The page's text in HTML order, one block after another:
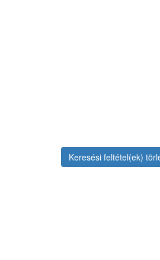
Keresési feltétel(ek)